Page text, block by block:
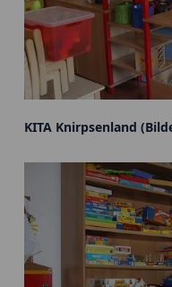
KITA Knirpsenland